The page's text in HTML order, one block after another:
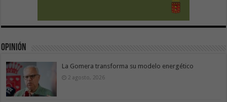
Opinión
La Gomera transforma su modelo energético
2 agosto, 2026